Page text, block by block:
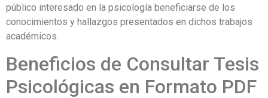
público interesado en la psicología beneficiarse de los
conocimientos y hallazgos presentados en dichos trabajos
académicos.
Beneficios de Consultar Tesis
Psicológicas en Formato PDF